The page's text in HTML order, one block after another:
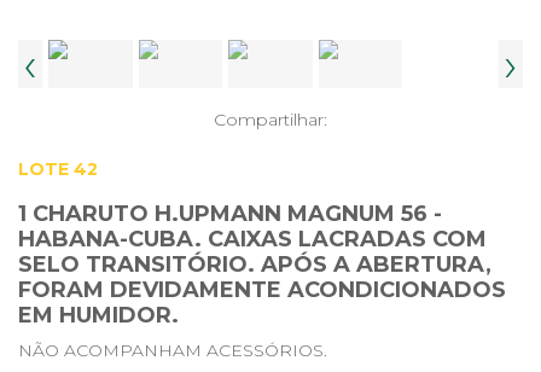
‹ ›
Compartilhar:
LOTE 42
1 CHARUTO H.UPMANN MAGNUM 56 -
HABANA-CUBA. CAIXAS LACRADAS COM
SELO TRANSITÓRIO. APÓS A ABERTURA,
FORAM DEVIDAMENTE ACONDICIONADOS
EM HUMIDOR.
NÃO ACOMPANHAM ACESSÓRIOS.